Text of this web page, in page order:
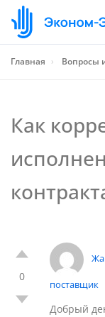
Главная › Вопросы
Как
0
поставщик
Добрый